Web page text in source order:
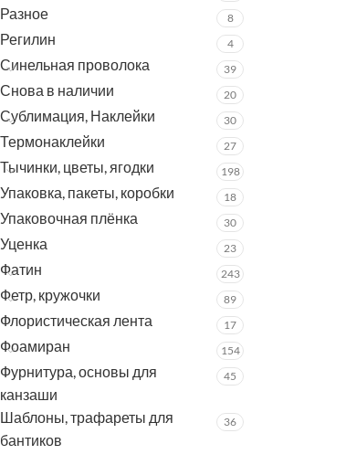
Разное 8
Регилин 4
Синельная проволока 39
Снова в наличии 20
Сублимация, Наклейки 30
Термонаклейки 27
Тычинки, цветы, ягодки 198
Упаковка, пакеты, коробки 18
Упаковочная плёнка 30
Уценка 23
Фатин 243
Фетр, кружочки 89
Флористическая лента 17
Фоамиран 154
Фурнитура, основы для
канзаши
45
Шаблоны, трафареты для
бантиков
36